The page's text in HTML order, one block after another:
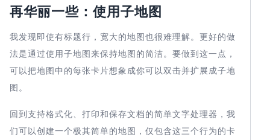
再华丽一些：使用子地图
我发现即使有标题行，宽大的地图也很难理解。更好的做
法是通过使用子地图来保持地图的简洁。要做到这一点，
可以把地图中的每张卡片想象成你可以双击并扩展成子地
图。
回到支持格式化、打印和保存文档的简单文字处理器，我
们可以创建一个极其简单的地图，仅包含这三个行为的卡